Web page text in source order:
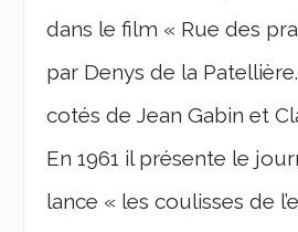
dans le film « Rue des
par Denys de la
cotés de Jean Gabin et
En 1961 il présente le
lance « les coulisses de